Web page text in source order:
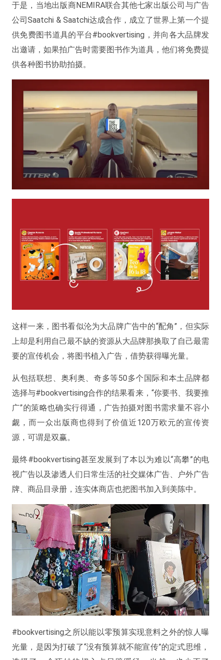
于是，当地出版商NEMIRA联合其他七家出版公司与广告
公司Saatchi & Saatchi达成合作，成立了世界上第一个提
供免费图书道具的平台#bookvertising，并向各大品牌发
出邀请，如果拍广告时需要图书作为道具，他们将免费提
供各种图书协助拍摄。
这样一来，图书看似沦为大品牌广告中的“配角”，但实际
上却是利用自己最不缺的资源从大品牌那换取了自己最需
要的宣传机会，将图书植入广告，借势获得曝光量。
从包括联想、奥利奥、奇多等50多个国际和本土品牌都
选择与#bookvertising合作的结果看来，“你要书、我要推
广”的策略也确实行得通，广告拍摄对图书需求量不容小
觑，而一众出版商也得到了价值近120万欧元的宣传资
源，可谓是双赢。
最终#bookvertising甚至发展到了本以为难以“高攀”的电
视广告以及渗透人们日常生活的社交媒体广告、户外广告
牌、商品目录册，连实体商店也把图书加入到美陈中。
#bookvertising之所以能以零预算实现意料之外的惊人曝
光量，是因为打破了“没有预算就不能宣传”的定式思维，